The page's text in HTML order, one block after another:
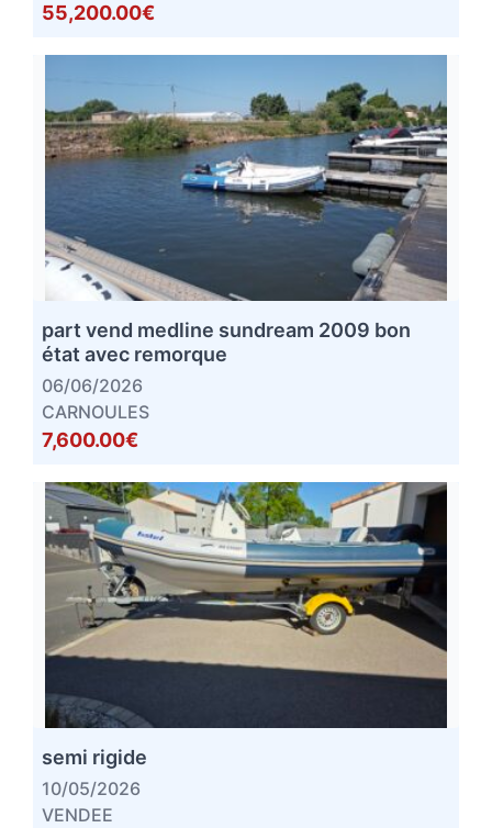
55,200.00€
part vend medline sundream 2009 bon
état avec remorque
06/06/2026
CARNOULES
7,600.00€
semi rigide
10/05/2026
VENDEE